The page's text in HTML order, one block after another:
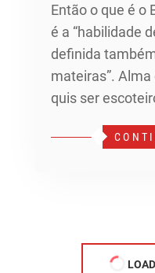
Então o que é o
é a “habilidade
definida
mateiras”.
quis ser